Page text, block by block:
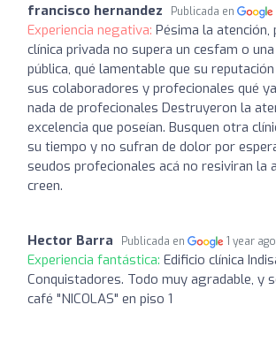
francisco hernandez Publicada en
Experiencia negativa: Pésima la atención,
clínica privada no supera un cesfam o
pública, qué lamentable que su
sus colaboradores y profecionales qué
nada de profecionales Destruyeron la
excelencia que poseían. Busquen otra
su tiempo y no sufran de dolor por
seudos profecionales acá no resiviran la
creen.
Hector Barra Publicada en 1 year ago
Experiencia fantástica: Edificio clínica
Conquistadores. Todo muy agradable, y
café "NICOLAS" en piso 1